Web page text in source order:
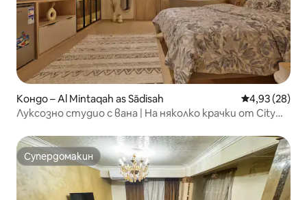
Кондо – Al Mintaqah as Sādisah Средна
4,93 (28)
Луксозно студио с вана | На няколко крачки от City
Супердомакин
Супердомакин